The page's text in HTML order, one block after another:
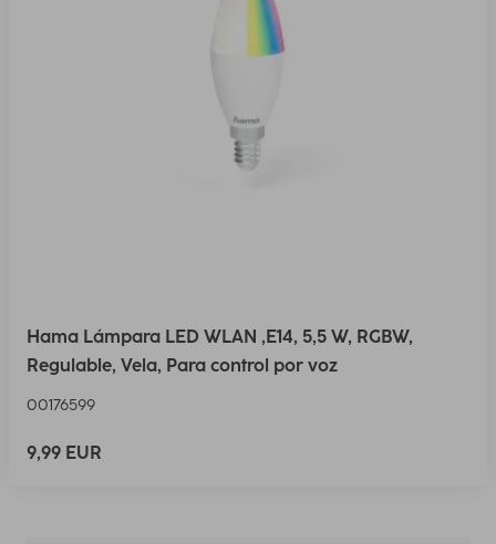
Hama Lámpara LED WLAN ,E14, 5,5 W, RGBW,
Regulable, Vela, Para control por voz
00176599
9,99 EUR